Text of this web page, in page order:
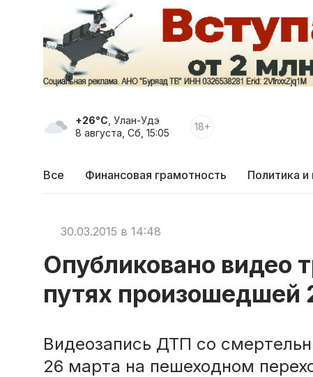
+26°C , Улан-Удэ
8 августа, Сб, 15:05
18+
Все Финансовая грамотность Политика и
30.03.2015 в 14:48
Опубликовано видео
путях произошедшей
Видеозапись ДТП со
26 марта на пешеходном